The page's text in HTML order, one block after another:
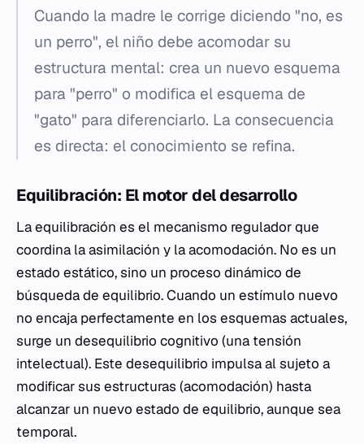
Cuando la madre le corrige diciendo "no, es
un perro", el niño debe acomodar su
estructura mental: crea un nuevo esquema
para "perro" o modifica el esquema de
"gato" para diferenciarlo. La consecuencia
es directa: el conocimiento se refina.
Equilibración: El motor del desarrollo
La equilibración es el mecanismo regulador que
coordina la asimilación y la acomodación. No es un
estado estático, sino un proceso dinámico de
búsqueda de equilibrio. Cuando un estímulo nuevo
no encaja perfectamente en los esquemas actuales,
surge un desequilibrio cognitivo (una tensión
intelectual). Este desequilibrio impulsa al sujeto a
modificar sus estructuras (acomodación) hasta
alcanzar un nuevo estado de equilibrio, aunque sea
temporal.